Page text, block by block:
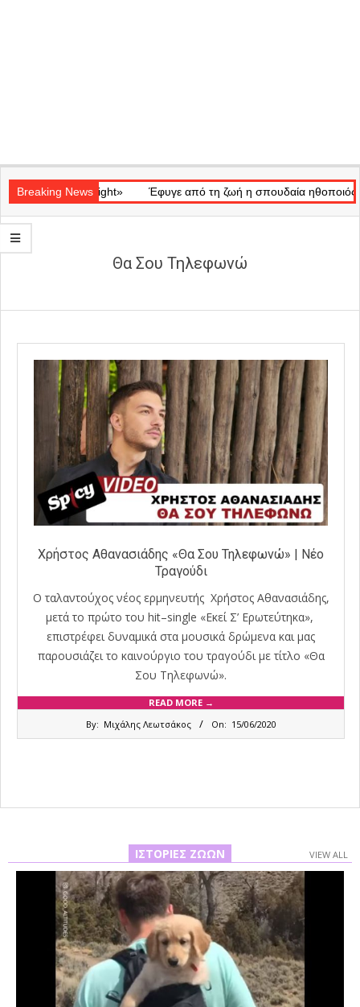
Navigation
Menu
Breaking News
«Ray of Light» Έφυγε από τη ζωή η σπουδαία ηθοποιός Μάρω
Θα Σου Τηλεφωνώ
Χρήστος Αθανασιάδης «Θα Σου Τηλεφωνώ» | Νέο
Τραγούδι
Ο ταλαντούχος νέος ερμηνευτής Χρήστος Αθανασιάδης,
μετά το πρώτο του hit–single «Εκεί Σ’ Ερωτεύτηκα»,
επιστρέφει δυναμικά στα μουσικά δρώμενα και μας
παρουσιάζει το καινούργιο του τραγούδι με τίτλο «Θα
Σου Τηλεφωνώ».
READ MORE →
By: Μιχάλης Λεωτσάκος On: 15/06/2020
ΙΣΤΟΡΊΕΣ ΖΏΩΝ VIEW ALL